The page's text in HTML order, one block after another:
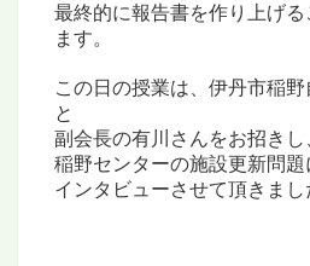
最終的に報告書を作り上げ
ます。
この日の授業は、伊丹市稲
と
副会長の有川さんをお招きし
稲野センターの施設更新問題
インタビューさせて頂きまし